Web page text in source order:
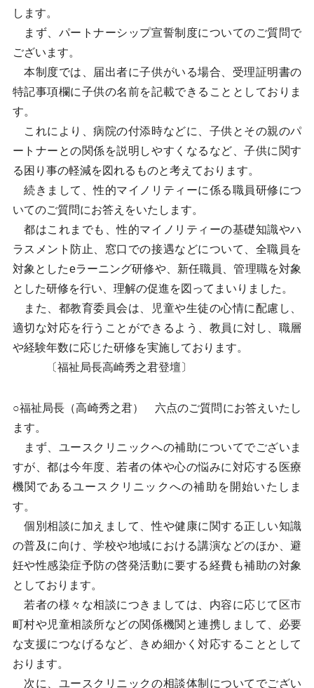
します。
まず、パートナーシップ宣誓制度についてのご質問で
ございます。
本制度では、届出者に子供がいる場合、受理証明書の
特記事項欄に子供の名前を記載できることとしておりま
す。
これにより、病院の付添時などに、子供とその親のパ
ートナーとの関係を説明しやすくなるなど、子供に関す
る困り事の軽減を図れるものと考えております。
続きまして、性的マイノリティーに係る職員研修につ
いてのご質問にお答えをいたします。
都はこれまでも、性的マイノリティーの基礎知識やハ
ラスメント防止、窓口での接遇などについて、全職員を
対象としたeラーニング研修や、新任職員、管理職を対象
とした研修を行い、理解の促進を図ってまいりました。
また、都教育委員会は、児童や生徒の心情に配慮し、
適切な対応を行うことができるよう、教員に対し、職層
や経験年数に応じた研修を実施しております。
〔福祉局長高崎秀之君登壇〕
○福祉局長（高崎秀之君） 六点のご質問にお答えいたし
ます。
まず、ユースクリニックへの補助についてでございま
すが、都は今年度、若者の体や心の悩みに対応する医療
機関であるユースクリニックへの補助を開始いたしま
す。
個別相談に加えまして、性や健康に関する正しい知識
の普及に向け、学校や地域における講演などのほか、避
妊や性感染症予防の啓発活動に要する経費も補助の対象
としております。
若者の様々な相談につきましては、内容に応じて区市
町村や児童相談所などの関係機関と連携しまして、必要
な支援につなげるなど、きめ細かく対応することとして
おります。
次に、ユースクリニックの相談体制についてでござい